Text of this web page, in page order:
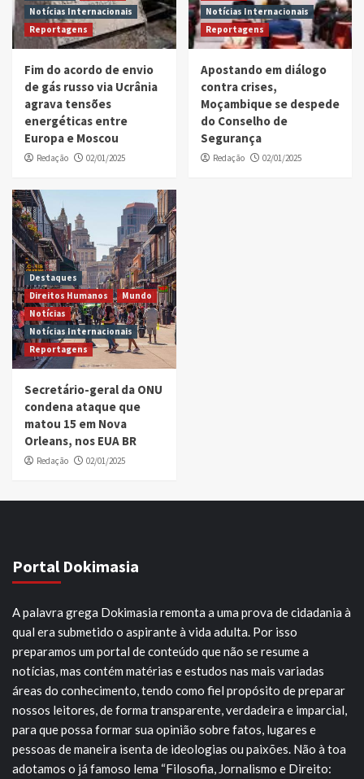
Notícias Internacionais
Reportagens
Fim do acordo de envio
de gás russo via Ucrânia
agrava tensões
energéticas entre
Europa e Moscou
Redação 02/01/2025
Notícias Internacionais
Reportagens
Apostando em diálogo
contra crises,
Moçambique se despede
do Conselho de
Segurança
Redação 02/01/2025
Destaques
Direitos Humanos
Mundo
Notícias
Notícias Internacionais
Reportagens
Secretário-geral da ONU
condena ataque que
matou 15 em Nova
Orleans, nos EUA BR
Redação 02/01/2025
Portal Dokimasia
A palavra grega Dokimasia remonta a uma prova de cidadania à
qual era submetido o aspirante à vida adulta. Por isso
preparamos um portal de conteúdo que não se resume a
notícias, mas contém matérias e estudos nas mais variadas
áreas do conhecimento, tendo como fiel propósito de preparar
nossos leitores, de forma transparente, verdadeira e imparcial,
para que possa formar sua opinião sobre fatos, lugares e
pessoas de maneira isenta de ideologias ou paixões. Não à toa
adotamos o já famoso lema “Filosofia, Jornalismo e Direito: